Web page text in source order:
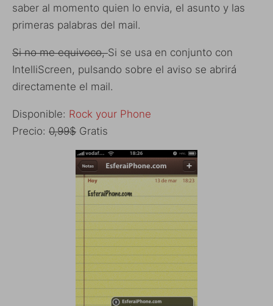
saber al momento quien lo envia, el asunto y las
primeras palabras del mail.
Si no me equivoco,Si se usa en conjunto con
IntelliScreen, pulsando sobre el aviso se abrirá
directamente el mail.
Disponible: Rock your Phone
Precio: 0,99$ Gratis